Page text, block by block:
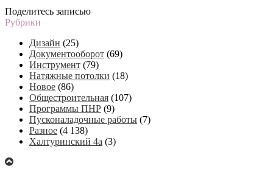
Поделитесь записью
Рубрики
Дизайн (25)
Документооборот (69)
Инструмент (79)
Натяжные потолки (18)
Новое (86)
Общестроительная (107)
Программы ПНР (9)
Пусконаладочные работы (7)
Разное (4 138)
Халтуринский 4а (3)